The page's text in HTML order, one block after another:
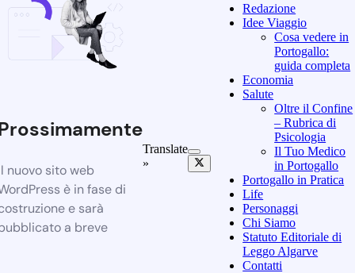
nuovo sito web
è in fase di
e sarà
a breve
Translate
»
Redazione
Idee Viaggio
Cosa vedere in
Portogallo:
guida completa
Economia
Salute
Oltre il Confine
– Rubrica di
Psicologia
Il Tuo Medico
in Portogallo
Portogallo in Pratica
Life
Personaggi
Chi Siamo
Statuto Editoriale di
Leggo Algarve
Contatti